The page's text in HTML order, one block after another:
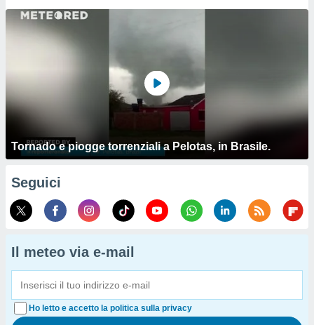
Tornado e piogge torrenziali a Pelotas, in Brasile.
Seguici
Il meteo via e-mail
Ho letto e accetto la politica sulla privacy